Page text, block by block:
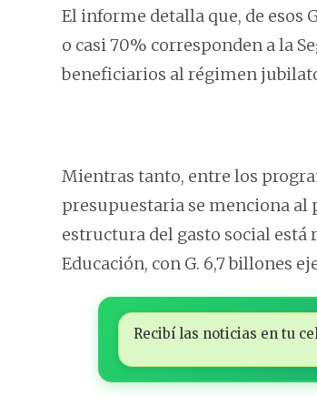
El informe detalla que, de esos
o casi 70% corresponden a la
beneficiarios al régimen
Mientras tanto, entre los
presupuestaria se menciona al
estructura del gasto social está
Educación, con G. 6,7 billones
Recibí las noticias en tu